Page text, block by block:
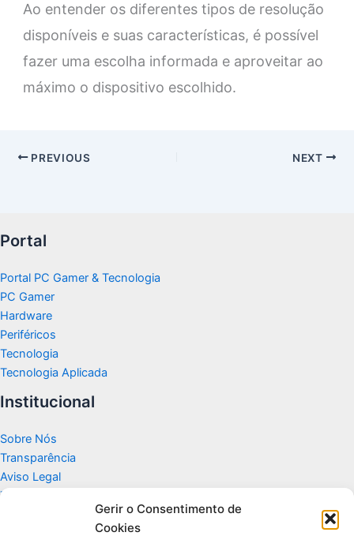
Gerir o Consentimento de
Cookies
Ao entender os diferentes tipos de resolução
disponíveis e suas características, é possível
fazer uma escolha informada e aproveitar ao
máximo o dispositivo escolhido.
PREVIOUS NEXT
Portal
Portal PC Gamer & Tecnologia
PC Gamer
Hardware
Periféricos
Tecnologia
Tecnologia Aplicada
Institucional
Sobre Nós
Transparência
Aviso Legal
Termos de Uso
Politicas de Privacidade e Cookies